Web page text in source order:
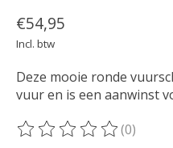
€54,95
Incl. btw
Deze mooie ronde
vuur en is een aanwinst
De beoordeling van dit
(0)